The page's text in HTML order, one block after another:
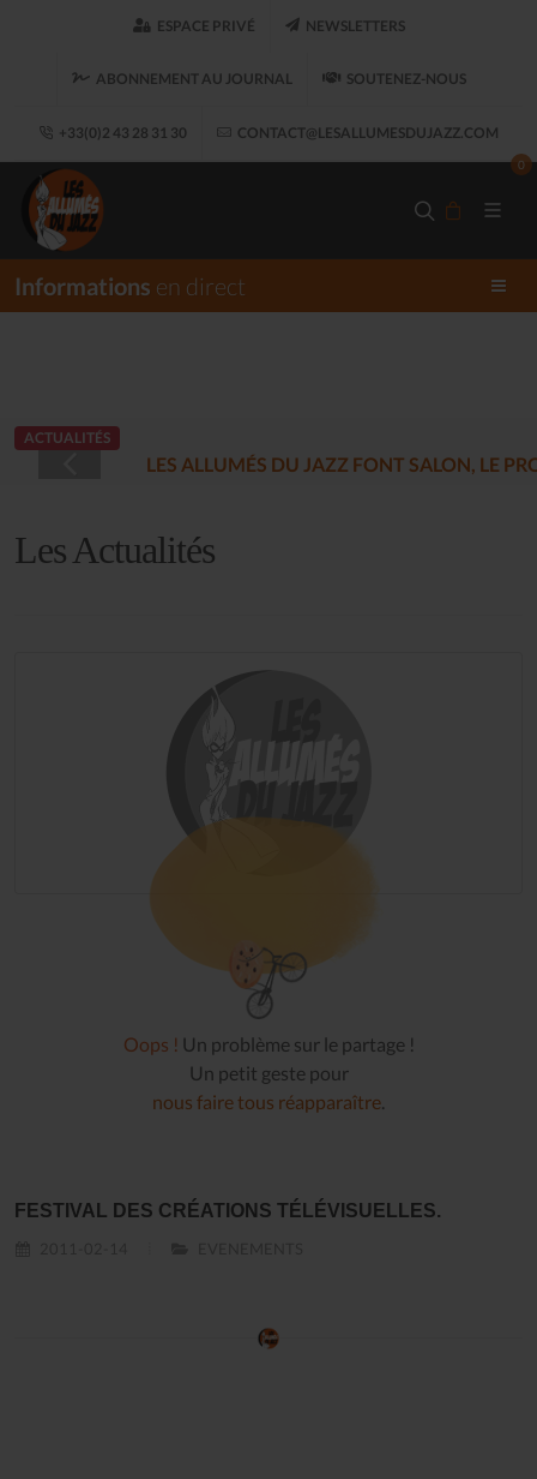
ESPACE PRIVÉ NEWSLETTERS
ABONNEMENT AU JOURNAL SOUTENEZ-NOUS
+33(0)2 43 28 31 30 CONTACT@LESALLUMESDUJAZZ.COM
0
Informations en direct
ACTUALITÉS
LES ALLUMÉS DU JAZZ FONT SALON, LE
Les Actualités
Oops ! Un problème sur le partage !
Un petit geste pour
nous faire tous réapparaître
FESTIVAL DES CRÉATIONS TÉLÉVISUELLES.